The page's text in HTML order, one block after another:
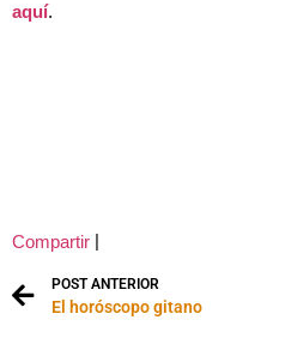
aquí.
Compartir |
POST ANTERIOR
El horóscopo gitano